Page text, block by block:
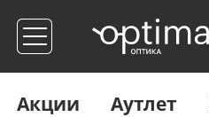
Акции Аутлет